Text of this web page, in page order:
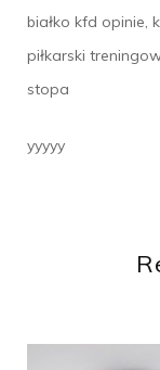
białko kfd opinie,
piłkarski
stopa
yyyyy